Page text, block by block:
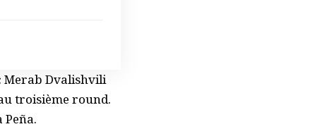
Merab Dvalishvili
troisième round.